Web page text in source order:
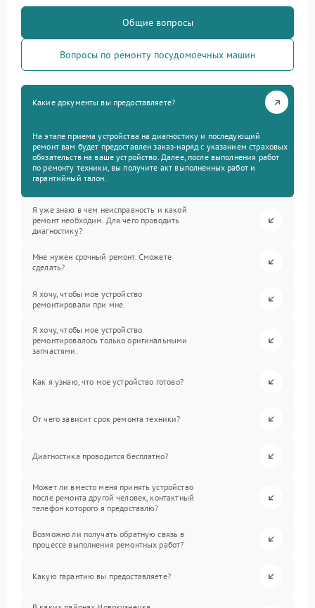
Общие вопросы
Вопросы по ремонту посудомоечных машин
Какие документы вы предоставляете?
На этапе приема устройства на диагностику и последующий
ремонт вам будет предоставлен заказ-наряд с указанием страховых
обязательств на ваше устройство. Далее, после выполнения работ
по ремонту техники, вы получите акт выполненных работ и
гарантийный талон.
Я уже знаю в чем неисправность и какой
ремонт необходим. Для чего проводить
диагностику?
Мне нужен срочный ремонт. Сможете
сделать?
Я хочу, чтобы мое устройство
ремонтировали при мне.
Я хочу, чтобы мое устройство
ремонтировалось только оригинальными
запчастями.
Как я узнаю, что мое устройство готово?
От чего зависит срок ремонта техники?
Диагностика проводится бесплатно?
Может ли вместо меня принять устройство
после ремонта другой человек, контактный
телефон которого я предоставлю?
Возможно ли получать обратную связь в
процессе выполнения ремонтных работ?
Какую гарантию вы предоставляете?